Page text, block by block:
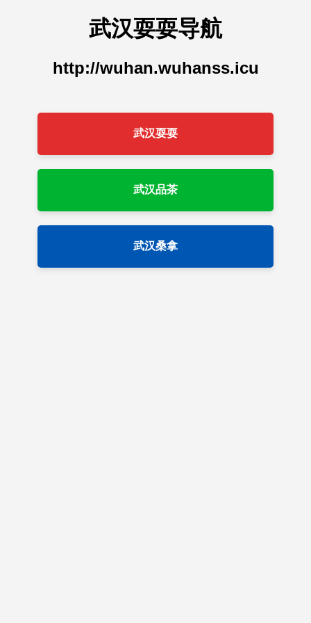
武汉耍耍导航
http://wuhan.wuhanss.icu
武汉耍耍
武汉品茶
武汉桑拿